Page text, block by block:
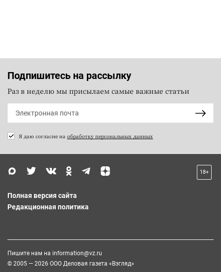
Подпишитесь на рассылку
Раз в неделю мы присылаем самые важные статьи
Я даю согласие на обработку персональных данных
18+
Полная версия сайта
Редакционная политика
Пишите нам на information@vz.ru
© 2005 — 2026 ООО Деловая газета «Взгляд»